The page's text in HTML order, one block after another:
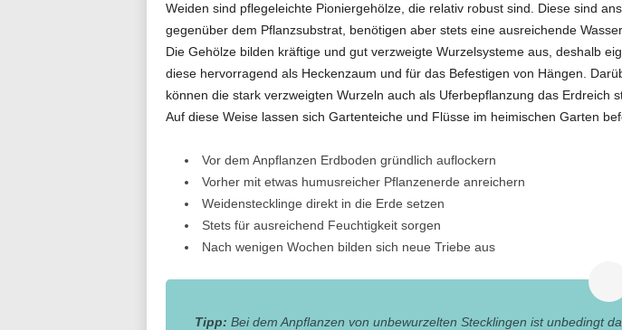
Weiden sind pflegeleichte Pioniergehölze, die relativ robust sind. Diese sind
gegenüber dem Pflanzsubstrat, benötigen aber stets eine ausreichende
Die Gehölze bilden kräftige und gut verzweigte Wurzelsysteme aus, deshalb
diese hervorragend als Heckenzaum und für das Befestigen von Hängen.
können die stark verzweigten Wurzeln auch als Uferbepflanzung das Erdreich
Auf diese Weise lassen sich Gartenteiche und Flüsse im heimischen Garten
Vor dem Anpflanzen Erdboden gründlich auflockern
Vorher mit etwas humusreicher Pflanzenerde anreichern
Weidenstecklinge direkt in die Erde setzen
Stets für ausreichend Feuchtigkeit sorgen
Nach wenigen Wochen bilden sich neue Triebe aus
Tipp: Bei dem Anpflanzen von unbewurzelten Stecklingen ist unbedingt